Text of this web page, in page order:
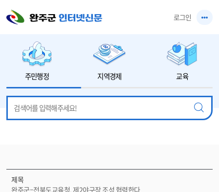
로그인
주민행정 지역경제 교육
제목
완주군–전북도교육청, 제2야구장 조성 협력한다